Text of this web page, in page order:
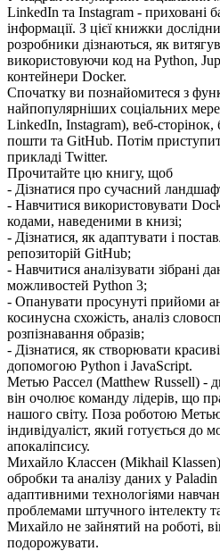
LinkedIn та Instagram - приховані
інформації. З цієї книжки
розробники дізнаються, як
використовуючи код на Python,
контейнери Docker.
Спочатку ви познайомитеся з
найпопулярніших соціальних
LinkedIn, Instagram), веб-сторінок,
пошти та GitHub. Потім
прикладі Twitter.
Прочитайте цю книгу, щоб
- Дізнатися про сучасний
- Навчитися використовувати
кодами, наведеними в книзі;
- Дізнатися, як адаптувати і
репозиторій GitHub;
- Навчитися аналізувати зібрані
можливостей Python 3;
- Опанувати просунуті прийоми
косинусна схожість, аналіз
розпізнавання образів;
- Дізнатися, як створювати красиві
допомогою Python і JavaScript.
Метью Рассел (Matthew Russell) -
він очолює команду лідерів, що
нашого світу. Поза роботою
індивідуаліст, який готується до
апокаліпсису.
Михайло Классен (Mikhail Klassen)
обробки та аналізу даних у
адаптивними технологіями
проблемами штучного інтелекту
Михайло не зайнятий на роботі,
подорожувати.